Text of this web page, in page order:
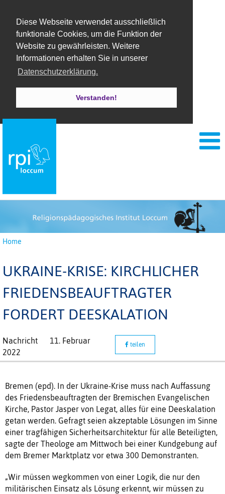
Diese Webseite verwendet ausschließlich
funktionale Cookies, um die Funktion der
Website zu gewährleisten. Weitere
Informationen erhalten Sie in unserer
Datenschutzerklärung.
Verstanden!
Home
UKRAINE-KRISE: KIRCHLICHER
FRIEDENSBEAUFTRAGTER
FORDERT DEESKALATION
Nachricht
11. Februar
2022
teilen
Bremen (epd). In der Ukraine-Krise muss nach Auffassung
des Friedensbeauftragten der Bremischen Evangelischen
Kirche, Pastor Jasper von Legat, alles für eine Deeskalation
getan werden. Gefragt seien akzeptable Lösungen im Sinne
einer tragfähigen Sicherheitsarchitektur für alle Beteiligten,
sagte der Theologe am Mittwoch bei einer Kundgebung auf
dem Bremer Marktplatz vor etwa 300 Demonstranten.
„Wir müssen wegkommen von einer Logik, die nur den
militärischen Einsatz als Lösung erkennt, wir müssen zu